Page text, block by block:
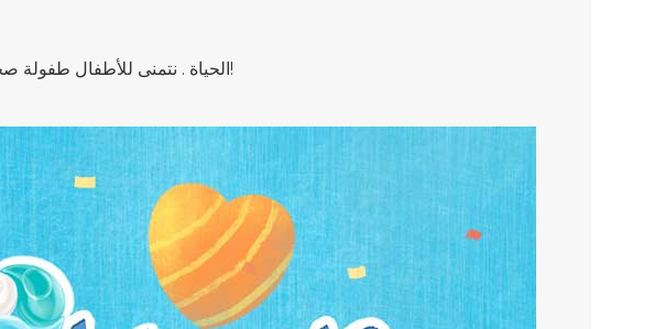
تستحق فرحة الطفولة أن نتذكر كل 's الحياة . نتمنى للأطفال طفولة صحية وجميلة!